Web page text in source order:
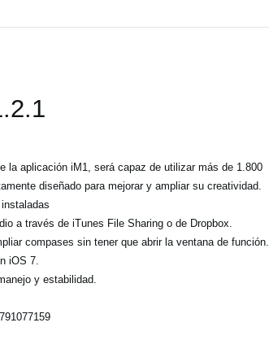
la aplicación iM1, será capaz de utilizar más de 1.800
diseñado para mejorar y ampliar su creatividad.
a través de iTunes File Sharing o de Dropbox.
compases sin tener que abrir la ventana de función.
iOS 7.
y estabilidad.